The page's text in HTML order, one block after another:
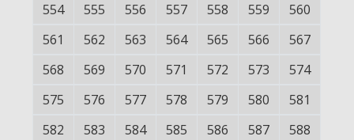
554
555 556 557 558 559
560
561
562 563 564 565 566
567
568
569 570 571 572 573
574
575
576 577 578 579 580
581
582
583 584 585 586 587
588